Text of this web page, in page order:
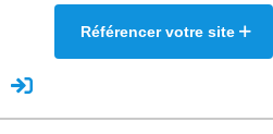
Référencer votre site